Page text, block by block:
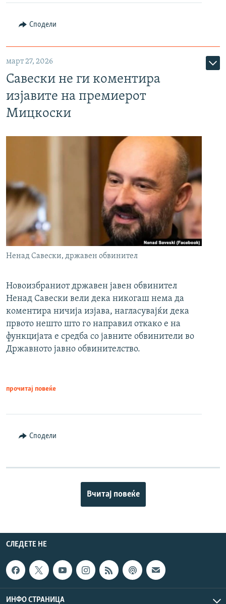
Сподели
март 27, 2026
Савески не ги коментира
изјавите на премиерот
Мицкоски
Ненад Савески, државен обвинител
Новоизбраниот државен јавен обвинител
Ненад Савески вели дека никогаш нема да
коментира ничија изјава, нагласувајќи дека
првото нешто што го направил откако е на
функцијата е средба со јавните обвинители во
Државното јавно обвинителство.
прочитај повеќе
Сподели
Вчитај повеќе
СЛЕДЕТЕ НЕ
ИНФО СТРАНИЦА